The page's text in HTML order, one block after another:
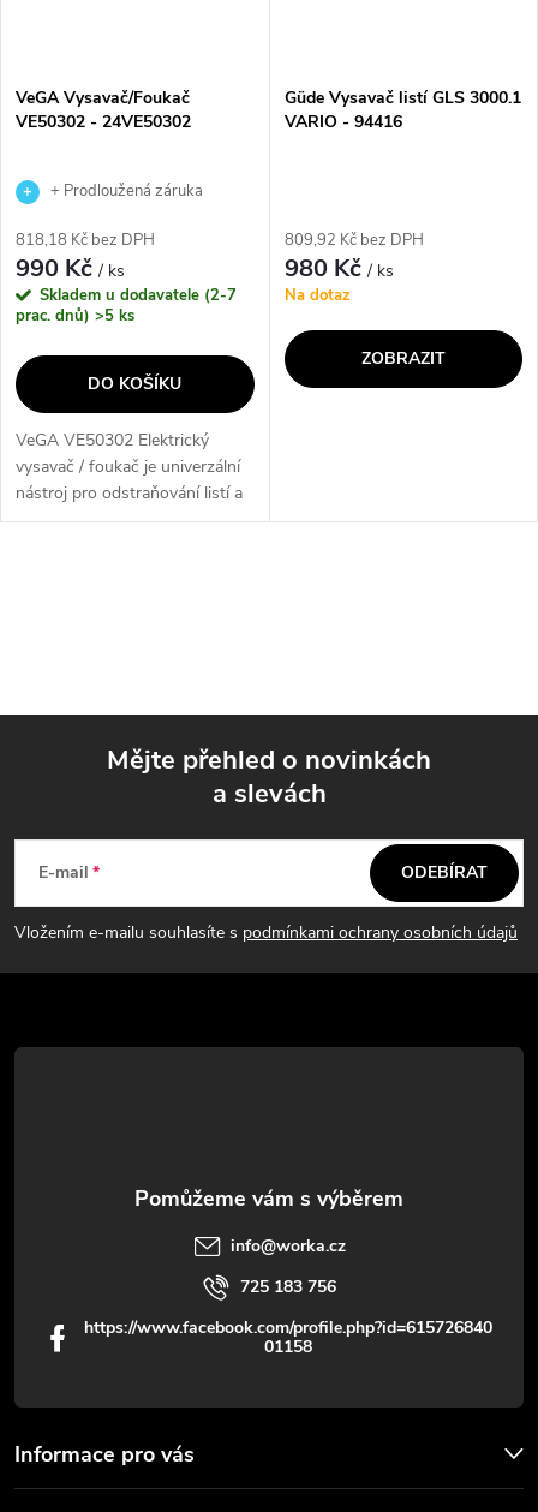
VeGA Vysavač/Foukač
VE50302 - 24VE50302
+ Prodloužená záruka
818,18 Kč bez DPH
990 Kč/ ks
Skladem u dodavatele (2-7
prac. dnů) >5 ks
DO KOŠÍKU
VeGA VE50302 Elektrický
vysavač / foukač je univerzální
nástroj pro odstraňování listí a
nečistot ze zahrad a chodníků.
Güde Vysavač listí GLS 3000.1
VARIO - 94416
809,92 Kč bez DPH
980 Kč/ ks
Na dotaz
ZOBRAZIT
a
í
p
s
u
p
t
Mějte přehled o novinkách
a slevách
E-mail
Vložením e-mailu souhlasíte s podmínkami ochrany osobních údajů
ODEBÍRAT
Informace pro vás
info@worka.cz
725 183 756
https://www.facebook.com/profile.php?id=615726840
01158